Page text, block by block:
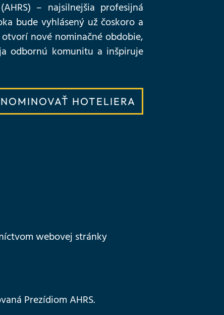
– najsilnejšia profesijná
bude vyhlásený už čoskoro a
otvorí nové nominačné obdobie,
odbornú komunitu a inšpiruje
NOMINOVAŤ HOTELIERA
webovej stránky
Prezídiom AHRS.